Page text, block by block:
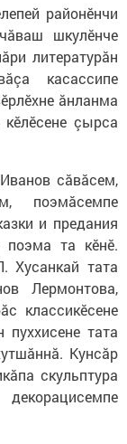
районӗнчи
шкулӗнче
литературăн
касассипе
ăнланма
çырса
сăвăсем,
поэмăсемпе
и предания
поэма та кӗнӗ.
Хусанкай тата
Лермонтова,
классикӗсене
тата
Кунсăр
скульптура